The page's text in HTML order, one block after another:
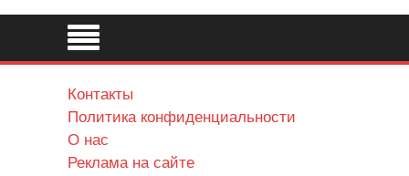
Контакты
Политика конфиденциальности
О нас
Реклама на сайте